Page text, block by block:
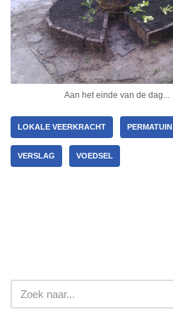
Aan het einde van de dag...
LOKALE VEERKRACHT PERMATUIN
VERSLAG VOEDSEL